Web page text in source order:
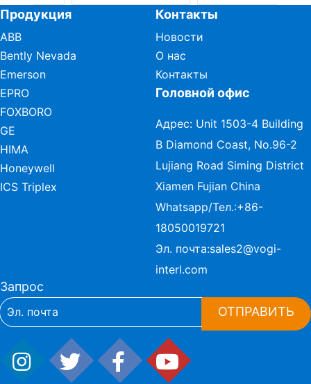
Продукция
ABB
Bently Nevada
Emerson
EPRO
FOXBORO
GE
HIMA
Honeywell
ICS Triplex
Контакты
Новости
О нас
Контакты
Головной офис
Адрес: Unit 1503-4 Building
B Diamond Coast, No.96-2
Lujiang Road Siming District
Xiamen Fujian China
Whatsapp/Тел.:+86-
18050019721
Эл. почта:sales2@vogi-
interl.com
Запрос
ОТПРАВИТЬ